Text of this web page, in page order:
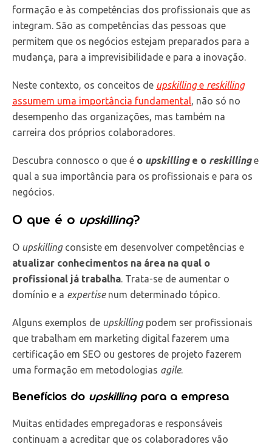
formação e às competências dos profissionais que as
integram. São as competências das pessoas que
permitem que os negócios estejam preparados para a
mudança, para a imprevisibilidade e para a inovação.
Neste contexto, os conceitos de upskillinge reskilling
assumem uma importância fundamental
, não só no
desempenho das organizações, mas também na
carreira dos próprios colaboradores.
Descubra connosco o que é o upskillinge o reskillinge
qual a sua importância para os profissionais e para os
negócios.
O que é o upskilling?
O upskillingconsiste em desenvolver competências e
atualizar conhecimentos na área na qual o
profissional já trabalha . Trata-se de aumentar o
domínio e a expertisenum determinado tópico.
Alguns exemplos de upskillingpodem ser profissionais
que trabalham em marketing digital fazerem uma
certificação em SEO ou gestores de projeto fazerem
uma formação em metodologias agile.
Benefícios do upskilling para a empresa
Muitas entidades empregadoras e responsáveis
continuam a acreditar que os colaboradores vão